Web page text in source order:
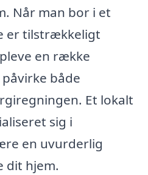
Når man bor i et
er tilstrækkeligt
en række
både
Et lokalt
sig i
en uvurderlig
dit hjem.